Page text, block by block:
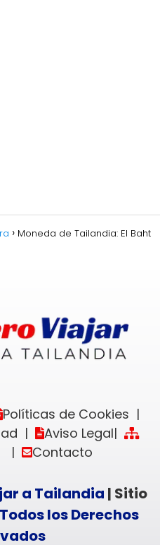
Moneda de Tailandia: El Baht
Políticas de Cookies |
| Aviso Legal|
| Contacto
a Tailandia | Sitio
Todos los Derechos